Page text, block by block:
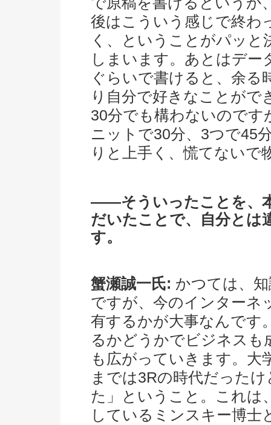
後はこういう感じで終わ
く、ということがパッ
しまいます。あとはデー
ぐらいで書けると、余る
り自分で好きなことがで
30分でも構わないのです
ニットで30分、3つで45
りと上手く、慌てないで
――そういったことを、
だいたことで、自分とは
す。
蟹瀬誠一氏: かつては、
ですが、今のインターネ
有するかが大事なんです
るかどうかでビジネスも
も広がっていきます。大
までは3Rの時代だった
た」ということ。これは
しているミンスキー博士